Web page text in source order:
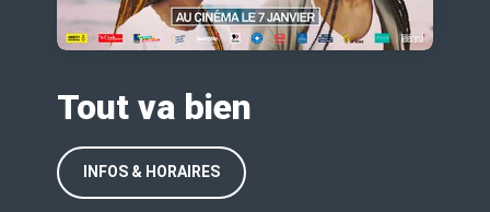
Tout va bien
INFOS & HORAIRES